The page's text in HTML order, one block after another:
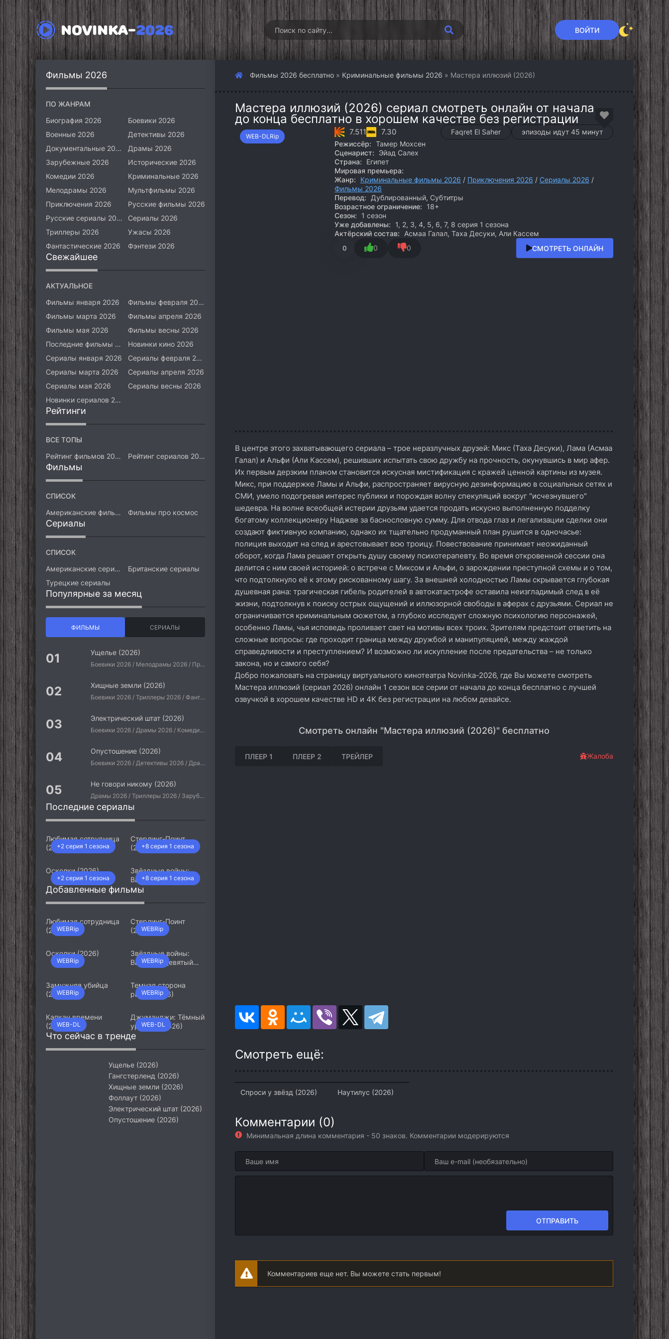
NOVINKA-2026 ВОЙТИ
Фильмы 2026 бесплатно » Криминальные фильмы 2026 » Мастера иллюзий (2026)
Мастера иллюзий (2026) сериал смотреть онлайн от начала
до конца бесплатно в хорошем качестве без регистрации
WEB-DLRip 7.511 7.30 Faqret El Saher
эпизоды идут 45 минут
Режиссёр: Тамер Мохсен
Сценарист:
Эйад Салех
Страна:
Египет
Мировая премьера:
Жанр:
Криминальные фильмы 2026 / Приключения 2026 / Сериалы 2026 /
Фильмы 2026
Перевод:
Дублированный, Субтитры
Возрастное ограничение:
18+
Сезон:
1 сезон
Уже добавлены:
1, 2, 3, 4, 5, 6, 7, 8 серия 1 сезона
Актёрский состав:
Асмаа Галал, Таха Десуки, Али Кассем
0 0 0 СМОТРЕТЬ ОНЛАЙН
В центре этого захватывающего сериала – трое неразлучных друзей: Микс (Таха Десуки), Лама (Асмаа
Галал) и Альфи (Али Кассем), решивших испытать свою дружбу на прочность, окунувшись в мир афер.
Их первым дерзким планом становится искусная мистификация с кражей ценной картины из музея.
Микс, при поддержке Ламы и Альфи, распространяет вирусную дезинформацию в социальных сетях и
СМИ, умело подогревая интерес публики и порождая волну спекуляций вокруг "исчезнувшего"
шедевра. На волне всеобщей истерии друзьям удается продать искусно выполненную подделку
богатому коллекционеру Наджве за баснословную сумму. Для отвода глаз и легализации сделки они
создают фиктивную компанию, однако их тщательно продуманный план рушится в одночасье:
полиция выходит на след и арестовывает всю троицу. Повествование принимает неожиданный
оборот, когда Лама решает открыть душу своему психотерапевту. Во время откровенной сессии она
делится с ним своей историей: о встрече с Миксом и Альфи, о зарождении преступной схемы и о том,
что подтолкнуло её к этому рискованному шагу. За внешней холодностью Ламы скрывается глубокая
душевная рана: трагическая гибель родителей в автокатастрофе оставила неизгладимый след в её
жизни, подтолкнув к поиску острых ощущений и иллюзорной свободы в аферах с друзьями. Сериал не
ограничивается криминальным сюжетом, а глубоко исследует сложную психологию персонажей,
особенно Ламы, чья исповедь проливает свет на мотивы всех троих. Зрителям предстоит ответить на
сложные вопросы: где проходит граница между дружбой и манипуляцией, между жаждой
справедливости и преступлением? И возможно ли искупление после предательства – не только
закона, но и самого себя?
Добро пожаловать на страницу виртуального кинотеатра Novinka-2026, где Вы можете смотреть
Мастера иллюзий (сериал 2026) онлайн 1 сезон все серии от начала до конца бесплатно с лучшей
озвучкой в хорошем качестве HD и 4K без регистрации на любом девайсе.
Смотреть онлайн "Мастера иллюзий (2026)" бесплатно
ПЛЕЕР 1 ПЛЕЕР 2 ТРЕЙЛЕР Жалоба
Смотреть ещё:
Спроси у звёзд (2026) Наутилус (2026)
Комментарии (0)
Минимальная длина комментария - 50 знаков. Комментарии модерируются
ОТПРАВИТЬ
Комментариев еще нет. Вы можете стать первым!
Фильмы 2026
ПО ЖАНРАМ
Биография 2026
Боевики 2026
Военные 2026
Детективы 2026
Документальные 2026
Драмы 2026
Зарубежные 2026
Исторические 2026
Комедии 2026
Криминальные 2026
Мелодрамы 2026
Мультфильмы 2026
Приключения 2026
Русские фильмы 2026
Русские сериалы 2026
Сериалы 2026
Триллеры 2026
Ужасы 2026
Фантастические 2026
Фэнтези 2026
Свежайшее
АКТУАЛЬНОЕ
Фильмы января 2026
Фильмы февраля 2026
Фильмы марта 2026
Фильмы апреля 2026
Фильмы мая 2026
Фильмы весны 2026
Последние фильмы 2026
Новинки кино 2026
Сериалы января 2026
Сериалы февраля 2026
Сериалы марта 2026
Сериалы апреля 2026
Сериалы мая 2026
Сериалы весны 2026
Новинки сериалов 2026
Рейтинги
ВСЕ ТОПЫ
Рейтинг фильмов 2026
Рейтинг сериалов 2026
Фильмы
СПИСОК
Американские фильмы
Фильмы про космос
Сериалы
СПИСОК
Американские сериалы
Британские сериалы
Турецкие сериалы
Популярные за месяц
ФИЛЬМЫ СЕРИАЛЫ
Ущелье (2026)
Боевики 2026 / Мелодрамы 2026 / Приключения 2026 / Ужасы 2026 / Фантастические 2026 / Зарубежные фильмы 2026 / Американские фильмы / Фильмы 2026
Хищные земли (2026)
Боевики 2026 / Триллеры 2026 / Фантастические 2026 / Зарубежные фильмы 2026 / Американские фильмы / Фильмы 2026
Электрический штат (2026)
Боевики 2026 / Драмы 2026 / Комедии 2026 / Приключения 2026 / Фантастические 2026 / Зарубежные фильмы 2026 / Американские фильмы / Фильмы 2026
Опустошение (2026)
Боевики 2026 / Детективы 2026 / Драмы 2026 / Криминальные фильмы 2026 / Триллеры 2026 / Зарубежные фильмы 2026 / Американские фильмы / Фильмы 2026
Не говори никому (2026)
Драмы 2026 / Триллеры 2026 / Зарубежные фильмы 2026 / Американские фильмы / Фильмы 2026
Последние сериалы
+2 серия 1 сезона
Любимая сотрудница
(2026)
+8 серия 1 сезона
Стерлинг-Поинт
(2026)
+2 серия 1 сезона
Осколки (2026)
+8 серия 1 сезона
Звёздные войны:
Видения. Девятый
джедай (2026)
Добавленные фильмы
WEBRip
Любимая сотрудница
(2026)
WEBRip
Стерлинг-Поинт
(2026)
WEBRip
Осколки (2026)
WEBRip
Звёздные войны:
Видения. Девятый
WEBRip
Замужняя убийца
(2026)
WEBRip
Темная сторона
ринга (2026)
WEB-DL
Капкан времени
(2026)
WEB-DL
Джуманджи: Тёмный
уровень (2026)
Что сейчас в тренде
Ущелье (2026)
Гангстерленд (2026)
Хищные земли (2026)
Фоллаут (2026)
Электрический штат (2026)
Опустошение (2026)